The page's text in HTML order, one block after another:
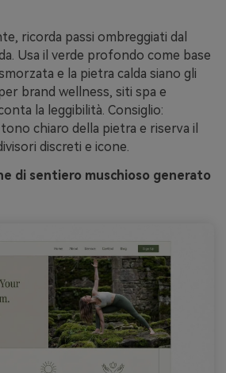
ricorda passi ombreggiati dal
Usa il verde profondo come base
e la pietra calda siano gli
brand wellness, siti spa e
la leggibilità. Consiglio:
chiaro della pietra e riserva il
discreti e icone.
di sentiero muschioso generato